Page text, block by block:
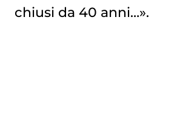
chiusi da 40 anni…».